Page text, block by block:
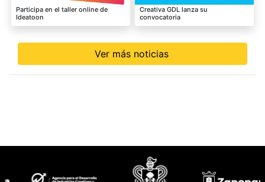
Participa en el taller online de
Ideatoon
Creativa GDL lanza su
convocatoria
Ver más noticias